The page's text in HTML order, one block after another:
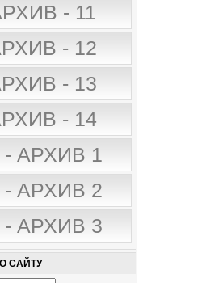
- 11
- 12
- 13
- 14
АРХИВ 1
АРХИВ 2
АРХИВ 3
САЙТУ